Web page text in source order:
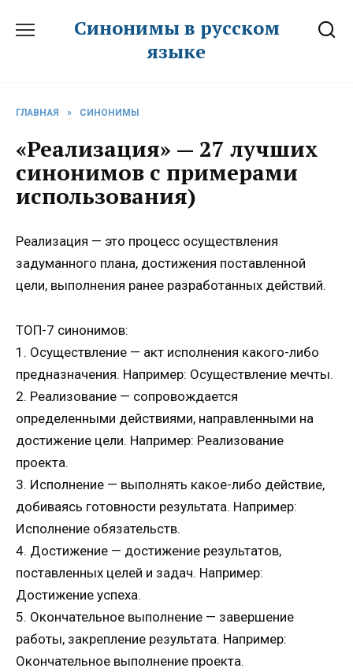
Синонимы в русском
языке
ГЛАВНАЯ » СИНОНИМЫ
«Реализация» — 27 лучших
синонимов с примерами
использования)
Реализация — это процесс осуществления
задуманного плана, достижения поставленной
цели, выполнения ранее разработанных действий.
ТОП-7 синонимов:
1. Осуществление — акт исполнения какого-либо
предназначения. Например: Осуществление мечты.
2. Реализование — сопровождается
определенными действиями, направленными на
достижение цели. Например: Реализование
проекта.
3. Исполнение — выполнять какое-либо действие,
добиваясь готовности результата. Например:
Исполнение обязательств.
4. Достижение — достижение результатов,
поставленных целей и задач. Например:
Достижение успеха.
5. Окончательное выполнение — завершение
работы, закрепление результата. Например:
Окончательное выполнение проекта.